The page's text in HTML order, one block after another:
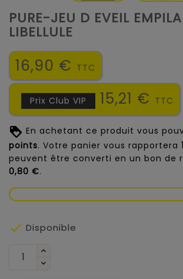
PURE-JEU D EVEIL
LIBELLULE
16,90 € TTC
Prix Club VIP 15,21 € TTC
En achetant ce produit vous
points. Votre panier vous rapportera
peuvent être converti en un bon de
0,80 €.
 Disponible